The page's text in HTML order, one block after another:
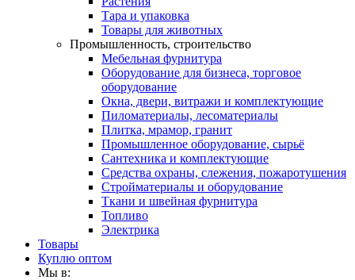
Тара и упаковка
Товары для животных
Промышленность, строительство
Мебельная фурнитура
Оборудование для бизнеса, торговое
оборудование
Окна, двери, витражи и комплектующие
Пиломатериалы, лесоматериалы
Плитка, мрамор, гранит
Промышленное оборудование, сырьё
Сантехника и комплектующие
Средства охраны, слежения, пожаротушения
Стройматериалы и оборудование
Ткани и швейная фурнитура
Топливо
Электрика
Товары
Куплю оптом
Мы в: